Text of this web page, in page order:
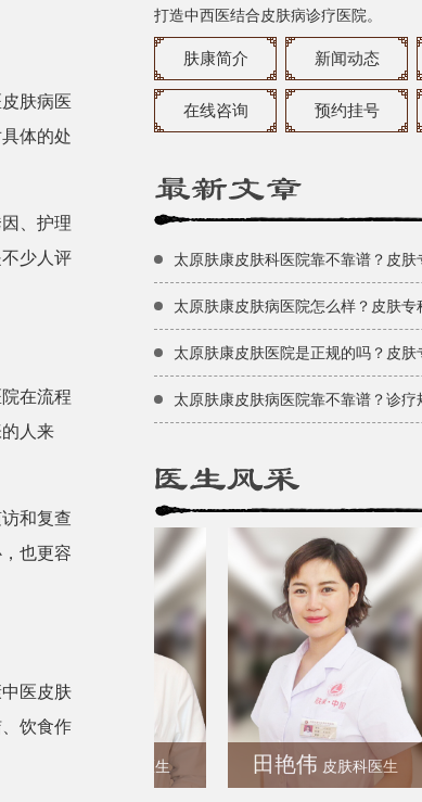
肤病医
体的处
、护理
少人评
在流程
人来
和复查
也更容
医皮肤
饮食作
打造中西医结合皮肤病诊疗医院。
肤康简介 新闻动态
在线咨询 预约挂号
太原肤康皮肤科医院靠不靠谱？皮肤
太原肤康皮肤病医院怎么样？皮肤专
太原肤康皮肤医院是正规的吗？皮肤
太原肤康皮肤病医院靠不靠谱？诊疗
田艳伟 皮肤科医生